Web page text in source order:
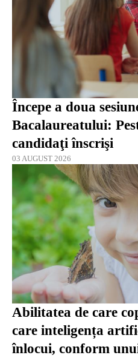
Începe a doua
Bacalaureatului:
candidaţi înscrişi
03 AUGUST 2026
Abilitatea de care
care inteligența
înlocui, conform